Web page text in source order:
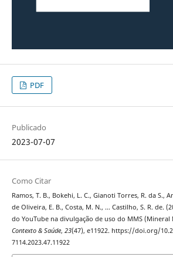
PDF
Publicado
2023-07-07
Como Citar
Ramos, T. B., Bokehi, L. C., Gianoti Torres, R. da S.,
de Oliveira, E. B., Costa, M. N., … Castilho, S. R. de.
do YouTube na divulgação de uso do MMS (Mineral
Contexto & Saúde, 23(47), e11922. https://doi.org/
7114.2023.47.11922